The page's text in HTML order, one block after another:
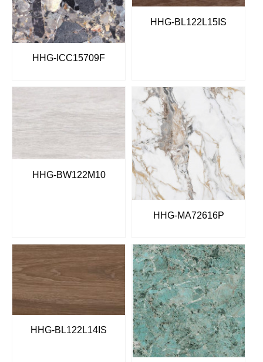
HHG-ICC15709F
HHG-BL122L15IS
HHG-BW122M10
HHG-MA72616P
HHG-BL122L14IS